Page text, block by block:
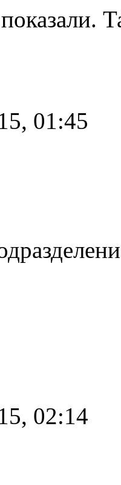
01:45
02:14